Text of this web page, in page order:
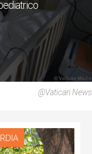
@Vatican News